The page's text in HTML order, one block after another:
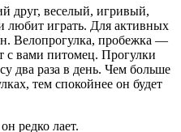
друг, веселый, игривый,
любит играть. Для активных
Велопрогулка, пробежка —
с вами питомец. Прогулки
два раза в день. Чем больше
тем спокойнее он будет
редко лает.